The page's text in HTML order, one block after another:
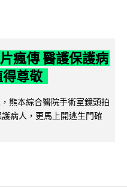
瘋傳 醫護保護病
尊敬
熊本綜合醫院手術室鏡頭拍
病人，更馬上開逃生門確